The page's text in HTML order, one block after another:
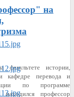
на
истории,
кафедре перевода и
по программе
находился профессор